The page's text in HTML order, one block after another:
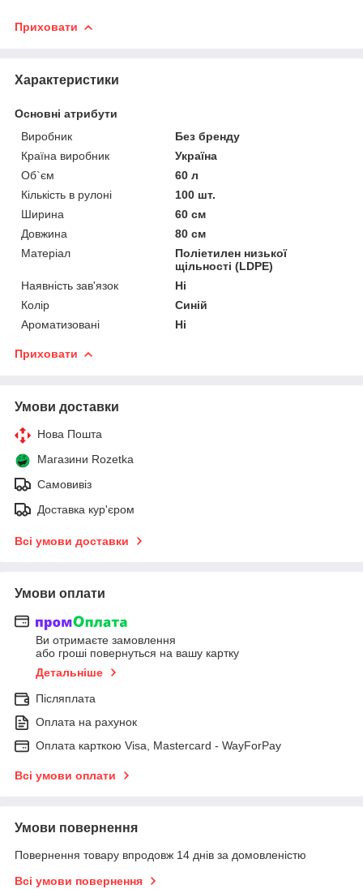
Приховати
Характеристики
Основні атрибути
Виробник
Без бренду
Країна виробник
Україна
Об`єм
60 л
Кількість в рулоні
100 шт.
Ширина
60 см
Довжина
80 см
Матеріал
Поліетилен низької
щільності (LDPE)
Наявність зав'язок
Ні
Колір
Синій
Ароматизовані
Ні
Приховати
Умови доставки
Нова Пошта
Магазини Rozetka
Самовивіз
Доставка кур'єром
Всі умови доставки
Умови оплати
Ви отримаєте замовлення
або гроші повернуться на вашу картку
Детальніше
Післяплата
Оплата на рахунок
Оплата карткою Visa, Mastercard - WayForPay
Всі умови оплати
Умови повернення
Повернення товару впродовж 14 днів за домовленістю
Всі умови повернення